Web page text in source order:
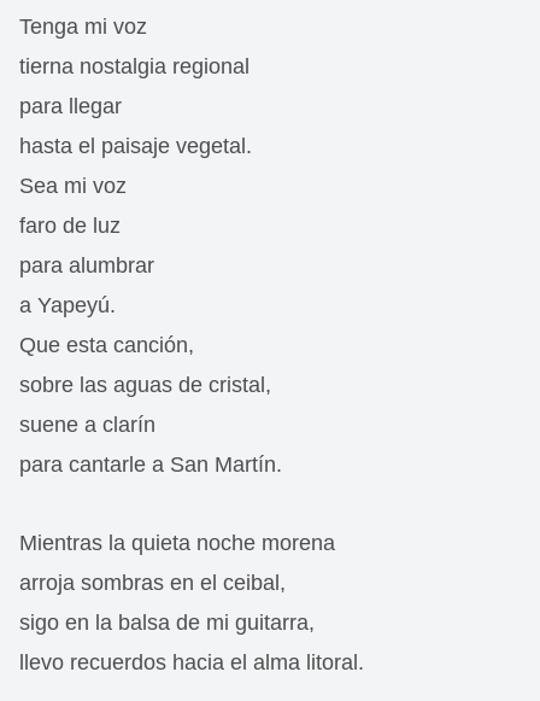
Tenga mi voz
tierna nostalgia regional
para llegar
hasta el paisaje vegetal.
Sea mi voz
faro de luz
para alumbrar
a Yapeyú.
Que esta canción,
sobre las aguas de cristal,
suene a clarín
para cantarle a San Martín.
Mientras la quieta noche morena
arroja sombras en el ceibal,
sigo en la balsa de mi guitarra,
llevo recuerdos hacia el alma litoral.